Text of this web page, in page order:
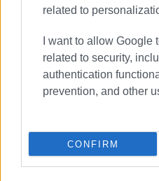
related to
I want to allow Google
related to security,
authentication
prevention, and other
CONFIRM
ΣΧΕΤΙΚA AΡΘΡΑ